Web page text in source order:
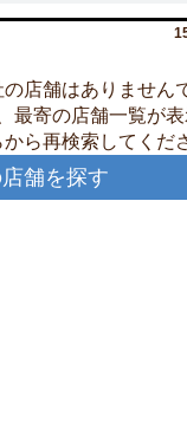
店舗はありません
寄の店舗一覧が表
ら再検索してくだ
舗を探す